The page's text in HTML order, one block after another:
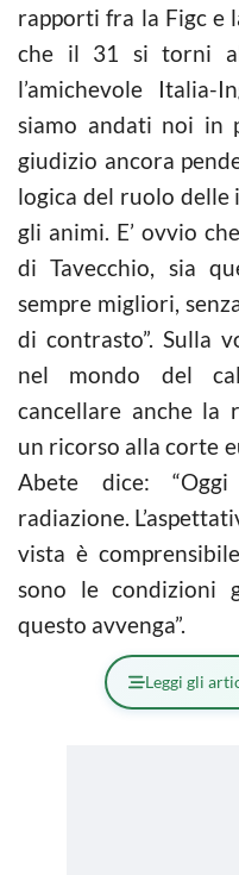
rapporti fra la Figc e
che il 31 si torni
l’amichevole
siamo andati noi in
giudizio ancora
logica del ruolo delle
gli animi. E’ ovvio
di Tavecchio, sia
sempre migliori,
di contrasto”. Sulla
nel mondo del
cancellare anche la
un ricorso alla corte
Abete dice:
radiazione.
vista è
sono le condizioni
questo avvenga”.
Leggi gli